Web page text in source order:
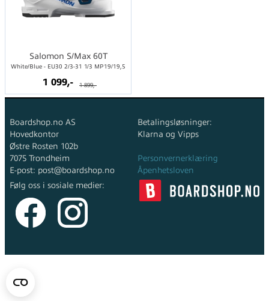
Salomon S/Max 60T
White/Blue - EU30 2/3-31 1/3 MP19/19,5
1 099,- 1 899,-
Boardshop.no AS
Hovedkontor
Østre Rosten 102b
7075 Trondheim
E-post: post@boardshop.no
Betalingsløsninger:
Klarna og Vipps
Personvernerklæring
Åpenhetsloven
Følg oss i sosiale medier:
Forretningssystem